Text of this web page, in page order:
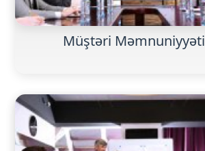
Müştəri Məmnuniyyəti